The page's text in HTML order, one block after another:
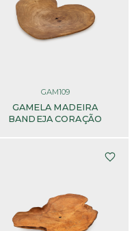
GAM109
GAMELA MADEIRA
BANDEJA CORAÇÃO